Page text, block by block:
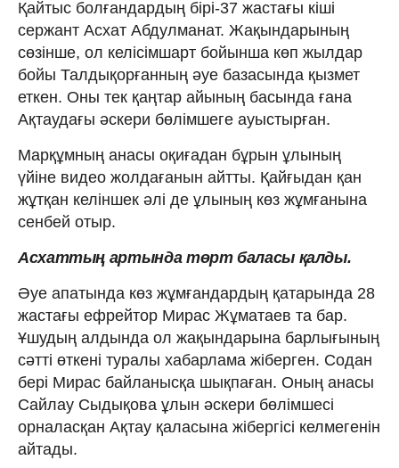
Қайтыс болғандардың бірі-37 жастағы кіші
сержант Асхат Абдулманат. Жақындарының
сөзінше, ол келісімшарт бойынша көп жылдар
бойы Талдықорғанның әуе базасында қызмет
еткен. Оны тек қаңтар айының басында ғана
Ақтаудағы әскери бөлімшеге ауыстырған.
Марқұмның анасы оқиғадан бұрын ұлының
үйіне видео жолдағанын айтты. Қайғыдан қан
жұтқан келіншек әлі де ұлының көз жұмғанына
сенбей отыр.
Асхаттың артында төрт баласы қалды.
Әуе апатында көз жұмғандардың қатарында 28
жастағы ефрейтор Мирас Жұматаев та бар.
Ұшудың алдында ол жақындарына барлығының
сәтті өткені туралы хабарлама жіберген. Содан
бері Мирас байланысқа шықпаған. Оның анасы
Сайлау Сыдықова ұлын әскери бөлімшесі
орналасқан Ақтау қаласына жібергісі келмегенін
айтады.